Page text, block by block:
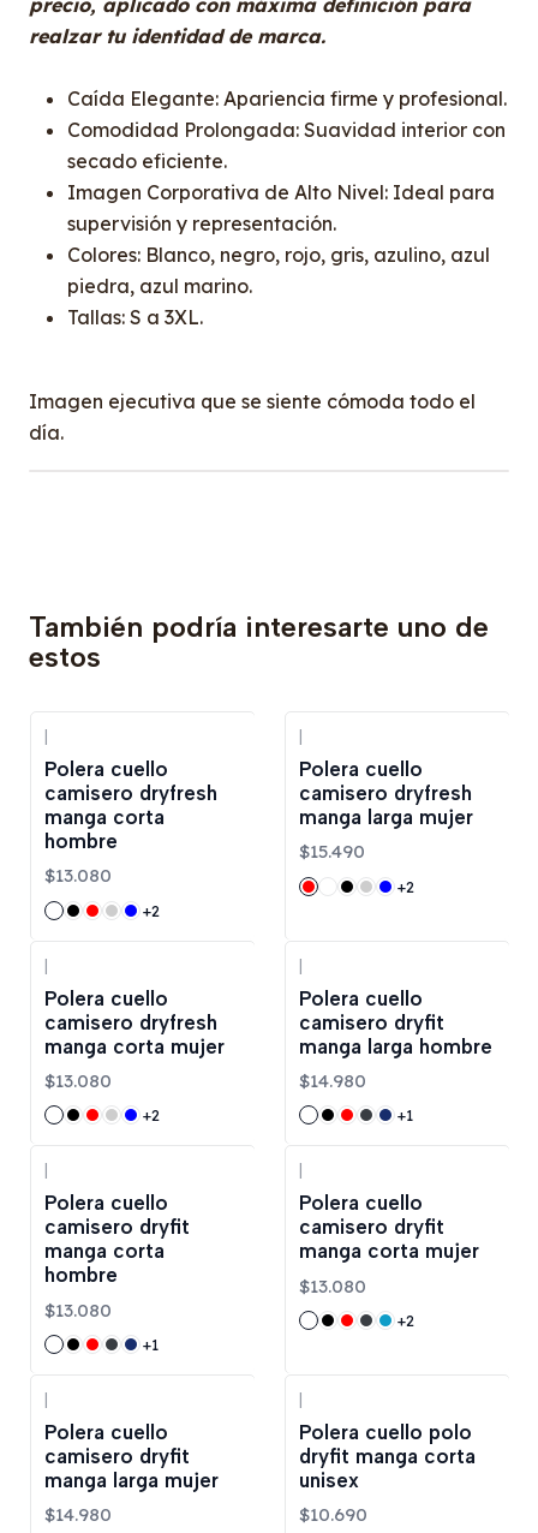
precio, aplicado con máxima definición para
realzar tu identidad de marca.
Caída Elegante: Apariencia firme y profesional.
Comodidad Prolongada: Suavidad interior con
secado eficiente.
Imagen Corporativa de Alto Nivel: Ideal para
supervisión y representación.
Colores: Blanco, negro, rojo, gris, azulino, azul
piedra, azul marino.
Tallas: S a 3XL.
Imagen ejecutiva que se siente cómoda todo el
día.
También podría interesarte uno de
estos
Polera cuello
camisero dryfresh
manga corta
hombre
$13.080
+2
Polera cuello
camisero dryfresh
manga larga mujer
$15.490
+2
|
Polera cuello
camisero dryfresh
manga corta mujer
$13.080
+2
|
Polera cuello
camisero dryfit
manga larga hombre
$14.980
+1
Polera cuello
camisero dryfit
manga corta
hombre
$13.080
+1
Polera cuello
camisero dryfit
manga corta mujer
$13.080
+2
|
Polera cuello
camisero dryfit
manga larga mujer
$14.980
|
Polera cuello polo
dryfit manga corta
unisex
$10.690